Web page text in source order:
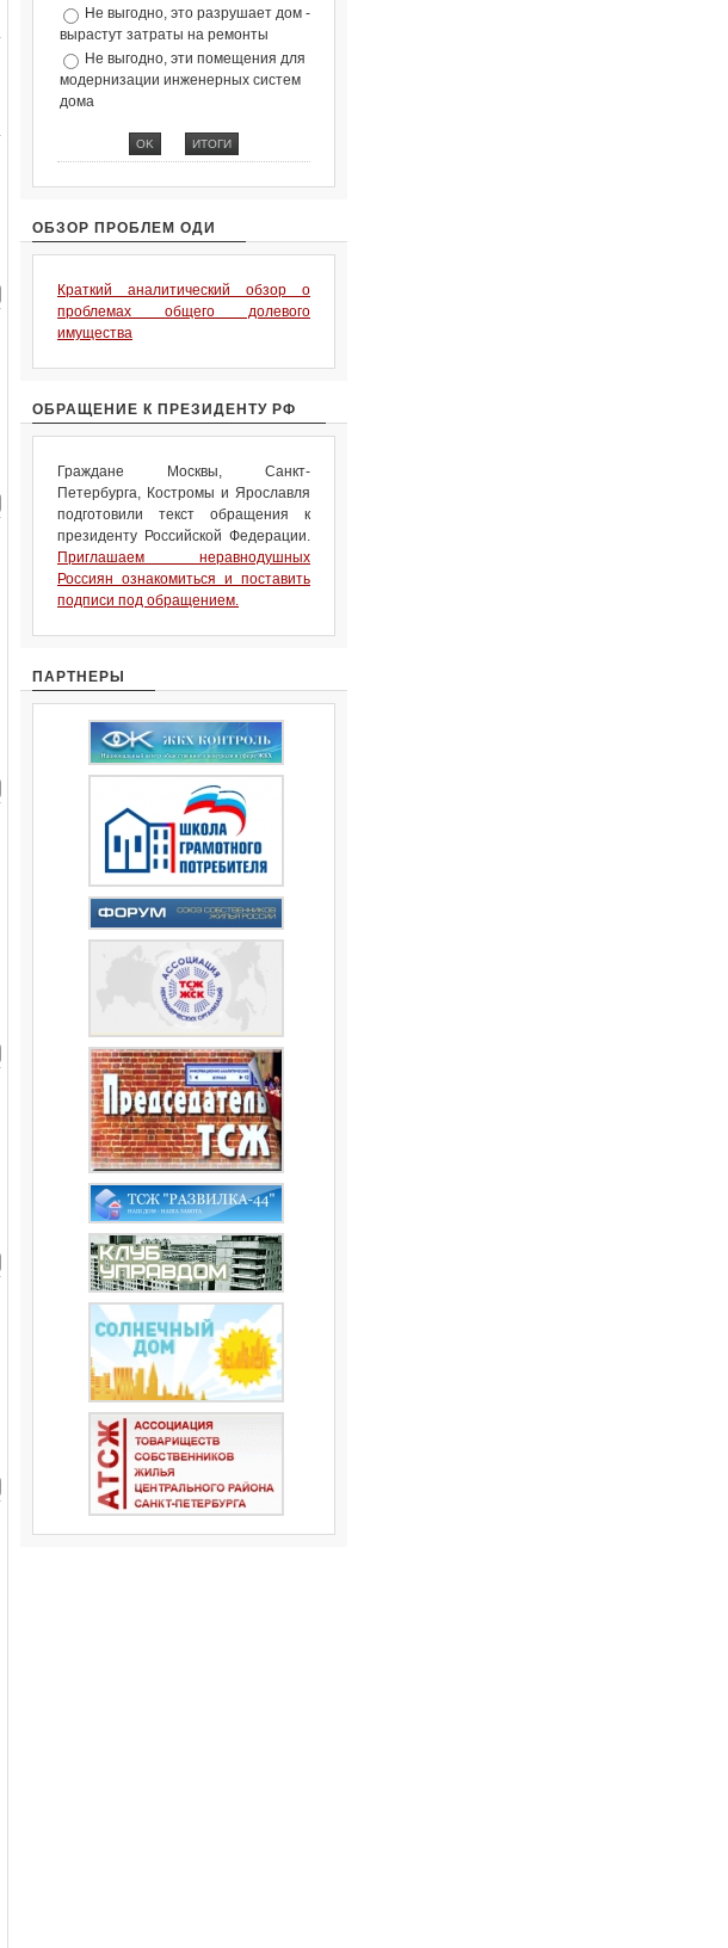
Не выгодно, это разрушает дом -
вырастут затраты на ремонты
Не выгодно, эти помещения для
модернизации инженерных систем
дома
ОБЗОР ПРОБЛЕМ ОДИ
Краткий аналитический обзор о
проблемах общего долевого
имущества
ОБРАЩЕНИЕ К ПРЕЗИДЕНТУ РФ
Граждане Москвы, Санкт-
Петербурга, Костромы и Ярославля
подготовили текст обращения к
президенту Российской Федерации.
Приглашаем неравнодушных
Россиян ознакомиться и поставить
подписи под обращением.
ПАРТНЕРЫ